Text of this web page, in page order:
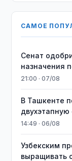
САМОЕ
Сенат
назначения
21:00 · 07/08
В Ташкенте
двухэтапную
14:49 · 06/08
Узбекским
выращивать